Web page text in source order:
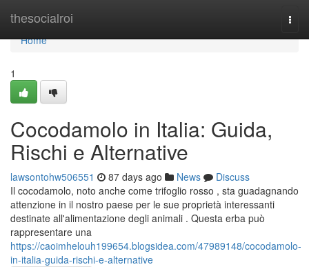
thesocialroi
Home
Home
1
Cocodamolo in Italia: Guida,
Rischi e Alternative
lawsontohw506551 87 days ago News
Discuss
Il cocodamolo, noto anche come trifoglio rosso , sta guadagnando
attenzione in il nostro paese per le sue proprietà interessanti
destinate all'alimentazione degli animali . Questa erba può
rappresentare una
https://caoimhelouh199654.blogsidea.com/47989148/cocodamolo-
in-italia-guida-rischi-e-alternative